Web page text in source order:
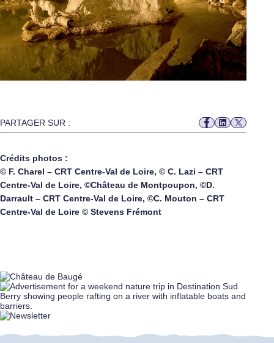
PARTAGER SUR :
Crédits photos :
© F. Charel – CRT Centre-Val de Loire, © C. Lazi – CRT
Centre-Val de Loire, ©Château de Montpoupon, ©D.
Darrault – CRT Centre-Val de Loire, ©C. Mouton – CRT
Centre-Val de Loire © Stevens Frémont